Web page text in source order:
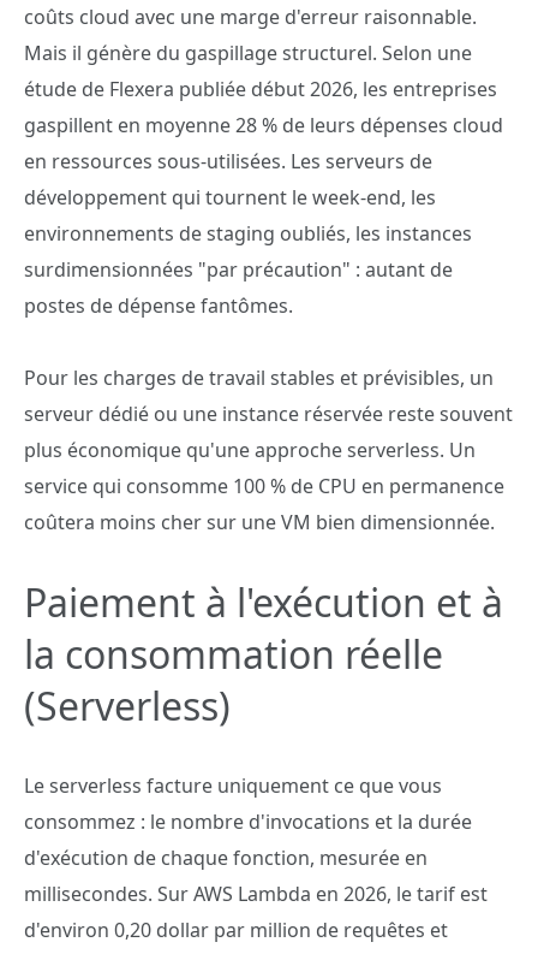
coûts cloud avec une marge d'erreur raisonnable.
Mais il génère du gaspillage structurel. Selon une
étude de Flexera publiée début 2026, les entreprises
gaspillent en moyenne 28 % de leurs dépenses cloud
en ressources sous-utilisées. Les serveurs de
développement qui tournent le week-end, les
environnements de staging oubliés, les instances
surdimensionnées "par précaution" : autant de
postes de dépense fantômes.
Pour les charges de travail stables et prévisibles, un
serveur dédié ou une instance réservée reste souvent
plus économique qu'une approche serverless. Un
service qui consomme 100 % de CPU en permanence
coûtera moins cher sur une VM bien dimensionnée.
Paiement à l'exécution et à
la consommation réelle
(Serverless)
Le serverless facture uniquement ce que vous
consommez : le nombre d'invocations et la durée
d'exécution de chaque fonction, mesurée en
millisecondes. Sur AWS Lambda en 2026, le tarif est
d'environ 0,20 dollar par million de requêtes et